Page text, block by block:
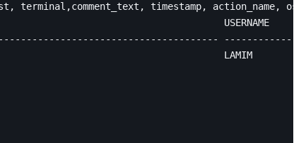
terminal,comment_text, timestamp, action_name,
USERNAME
LAMIM